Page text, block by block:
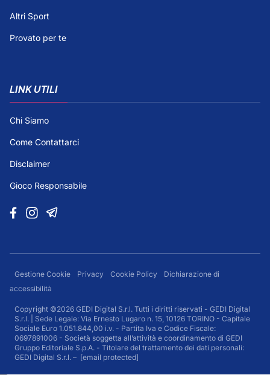
Altri Sport
Provato per te
LINK UTILI
Chi Siamo
Come Contattarci
Disclaimer
Gioco Responsabile
Gestione Cookie Privacy Cookie Policy
Dichiarazione di
accessibilità
Copyright ©2026 GEDI Digital S.r.l. Tutti i diritti riservati - GEDI Digital
S.r.l. | Sede Legale: Via Ernesto Lugaro n. 15, 10126 TORINO - Capitale
Sociale Euro 1.051.844,00 i.v. - Partita Iva e Codice Fiscale:
0697891006 - Società soggetta all’attività e coordinamento di GEDI
Gruppo Editoriale S.p.A. - Titolare del trattamento dei dati personali:
GEDI Digital S.r.l. – [email protected]